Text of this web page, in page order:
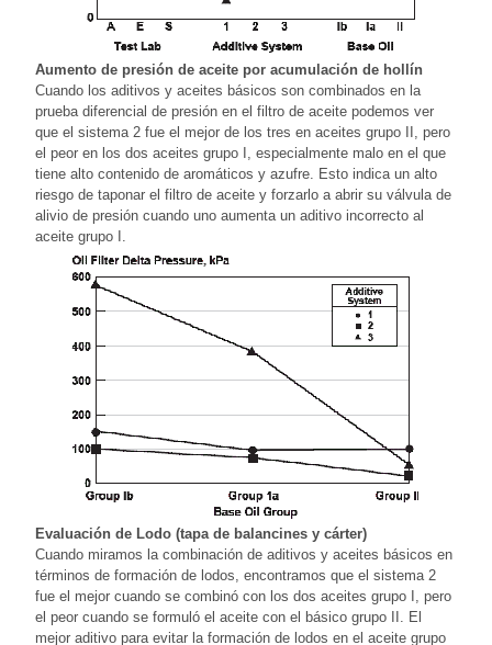
Aumento de presión de aceite por acumulación de hollín
Cuando los aditivos y aceites básicos son combinados en la
prueba diferencial de presión en el filtro de aceite podemos ver
que el sistema 2 fue el mejor de los tres en aceites grupo II, pero
el peor en los dos aceites grupo I, especialmente malo en el que
tiene alto contenido de aromáticos y azufre. Esto indica un alto
riesgo de taponar el filtro de aceite y forzarlo a abrir su válvula de
alivio de presión cuando uno aumenta un aditivo incorrecto al
aceite grupo I.
Evaluación de Lodo (tapa de balancines y cárter)
Cuando miramos la combinación de aditivos y aceites básicos en
términos de formación de lodos, encontramos que el sistema 2
fue el mejor cuando se combinó con los dos aceites grupo I, pero
el peor cuando se formuló el aceite con el básico grupo II. El
mejor aditivo para evitar la formación de lodos en el aceite grupo